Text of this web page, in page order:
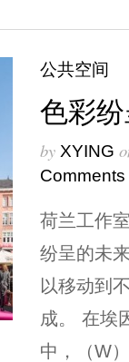
公共空间
色彩
by XYING
Comments
荷兰工作
纷呈的未
以移动到
成。 在埃
中，（W